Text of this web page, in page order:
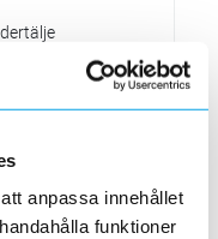
anpassa innehållet
funktioner
Amps produkter
för installatörer